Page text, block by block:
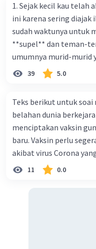
1. Sejak kecil kau telah
ini karena sering diajak
sudah waktunya untuk
**supel** dan teman-
umumnya murid-murid
kelas satu. Sedangkan
ke kota kecil ini.
baik
39 5.0
Teks berikut untuk soai
belahan dunia
menciptakan vaksin
baru. Vaksin perlu
akibat virus Corona
virus yang kian
Kesehatan Nasional
11 0.0